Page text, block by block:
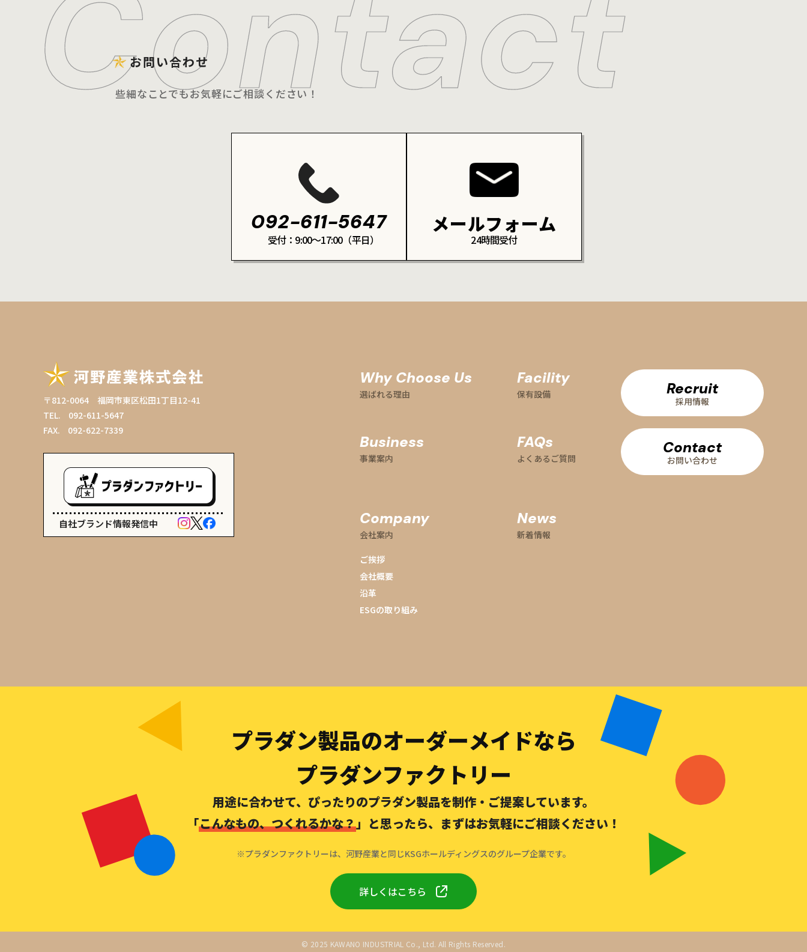
お問い合わせ
些細なことでもお気軽にご相談ください！
092-611-5647
受付：9:00～17:00（平日）
メールフォーム
24時間受付
〒812-0064 福岡市東区松田1丁目12-41
TEL.
092-611-5647
FAX.
092-622-7339
自社ブランド情報発信中
Why Choose Us
選ばれる理由
Business
事業案内
Company
会社案内
ご挨拶
会社概要
沿革
ESGの取り組み
Facility
保有設備
FAQs
よくあるご質問
News
新着情報
Recruit
採用情報
Contact
お問い合わせ
プラダン製品のオーダーメイドなら
プラダンファクトリー
用途に合わせて、ぴったりのプラダン製品を制作・ご提案しています。
「こんなもの、つくれるかな？」と思ったら、まずはお気軽にご相談ください！
※プラダンファクトリーは、河野産業と同じKSGホールディングスのグループ企業です。
詳しくはこちら
© 2025 KAWANO INDUSTRIAL Co., Ltd. All Rights Reserved.